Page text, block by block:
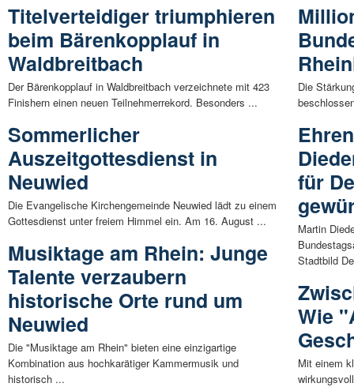
Titelverteidiger triumphieren
beim Bärenkopplauf in
Waldbreitbach
Der Bärenkopplauf in Waldbreitbach verzeichnete mit 423
Finishern einen neuen Teilnehmerrekord. Besonders ...
Sommerlicher
Auszeitgottesdienst in
Neuwied
Die Evangelische Kirchengemeinde Neuwied lädt zu einem
Gottesdienst unter freiem Himmel ein. Am 16. August ...
Musiktage am Rhein: Junge
Talente verzaubern
historische Orte rund um
Neuwied
Die "Musiktage am Rhein" bieten eine einzigartige
Kombination aus hochkarätiger Kammermusik und
historisch ...
Die
für
Martin
Stadtbild
Wie
Mit einem